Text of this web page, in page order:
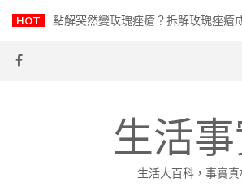
HOT
生活
生活大百科，事實真